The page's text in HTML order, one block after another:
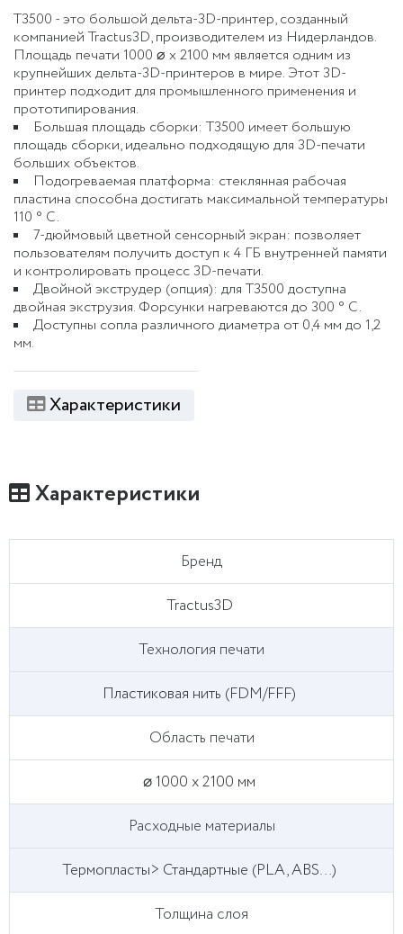
T3500 - это большой дельта-3D-принтер, созданный
компанией Tractus3D, производителем из Нидерландов.
Площадь печати 1000 ⌀ x 2100 мм является одним из
крупнейших дельта-3D-принтеров в мире. Этот 3D-
принтер подходит для промышленного применения и
прототипирования.
Большая площадь сборки: T3500 имеет большую
площадь сборки, идеально подходящую для 3D-печати
больших объектов.
Подогреваемая платформа: стеклянная рабочая
пластина способна достигать максимальной температуры
110 ° C.
7-дюймовый цветной сенсорный экран: позволяет
пользователям получить доступ к 4 ГБ внутренней памяти
и контролировать процесс 3D-печати.
Двойной экструдер (опция): для T3500 доступна
двойная экструзия. Форсунки нагреваются до 300 ° C.
Доступны сопла различного диаметра от 0,4 мм до 1,2
мм.
Характеристики
Характеристики
Бренд
Tractus3D
Технология печати
Пластиковая нить (FDM/FFF)
Область печати
⌀ 1000 x 2100 мм
Расходные материалы
Термопласты> Стандартные (PLA, ABS…)
Толщина слоя